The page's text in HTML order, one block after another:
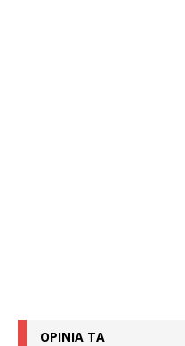
OPINIA TA